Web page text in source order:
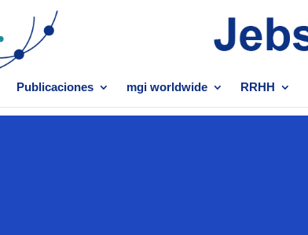
Publicaciones mgi worldwide RRHH